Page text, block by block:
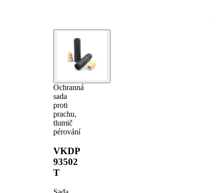
Ochranná
sada
proti
prachu,
tlumič
pérování
VKDP
93502
T